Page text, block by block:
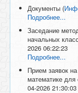
Документы (
Подробнее...
Заседание
начальных
2026 06:22:23
Подробнее...
Прием заявок
математике
04-2026 21:30:03